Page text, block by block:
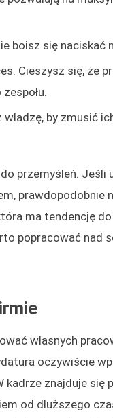
boisz się naciskać
Cieszysz się, że
by zmusić
przemyśleń. Jeśli
prawdopodobnie
ma tendencję
popracować nad
własnych
oczywiście
kadrze znajduje się
od dłuższego